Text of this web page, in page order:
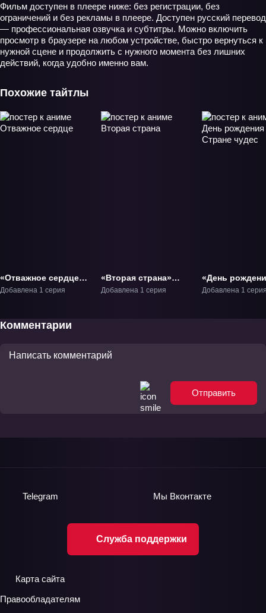
Фильм доступен в плеере ниже: без регистрации, без
ограничений и без рекламы в плеере. Доступен русский перевод
— профессиональная озвучка и субтитры. Можно включить
просмотр в браузере на любом устройстве, быстро вернуться к
нужной сцене и продолжить с нужного момента без лишних
действий, когда удобно именно вам.
Похожие тайтлы
«Отважное сердце»
Фильм-1
Добавлена 1 серия
«Вторая страна»
Фильм-1
Добавлена 1 серия
«День
Стране чудес»
Добавлена 1
Комментарии
Отправить
Служба поддержки
Telegram Мы Вконтакте
Карта сайта
Правообладателям